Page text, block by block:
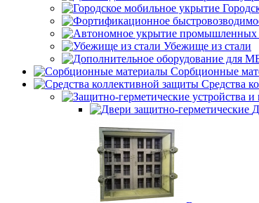
Убежище из стали
Сорбционные
Средства